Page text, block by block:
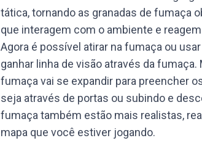
tática, tornando as granadas de fumaça
que interagem com o ambiente e
Agora é possível atirar na fumaça ou
ganhar linha de visão através da fumaça.
fumaça vai se expandir para preencher
seja através de portas ou subindo e
fumaça também estão mais realistas,
mapa que você estiver jogando.